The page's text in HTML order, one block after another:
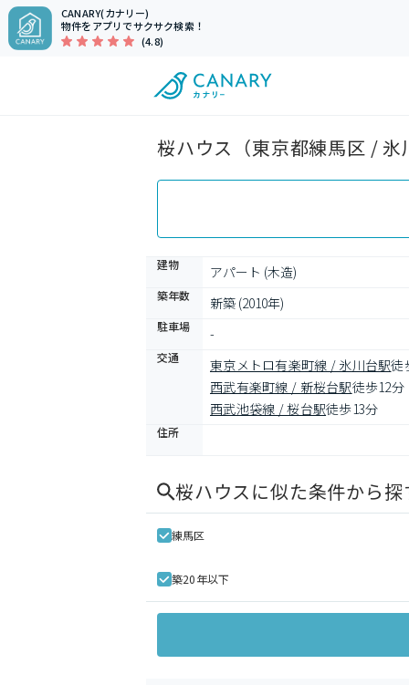
CANARY(カナリー)
物件をアプリでサクサク検索！
(4.8)
桜ハウス（東京都練馬区 /
建物 アパート (木造)
築年数 新築 (2010年)
駐車場 -
交通 東京メトロ有楽町線 / 氷川台駅徒
西武有楽町線 / 新桜台駅徒歩12分
西武池袋線 / 桜台駅徒歩13分
住所
桜ハウスに似た条件から探
練馬区
築20年以下